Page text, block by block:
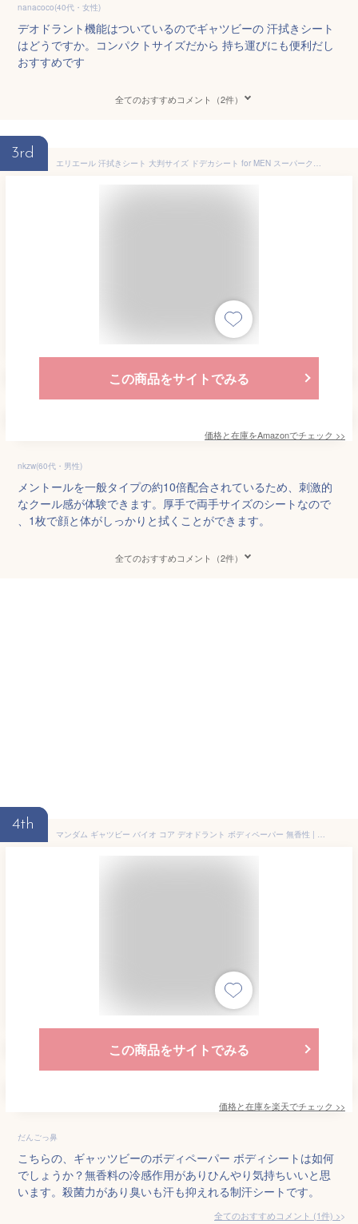
nanacoco(40代・女性)
デオドラント機能はついているのでギャツビーの 汗拭きシート
はどうですか。コンパクトサイズだから 持ち運びにも便利だし
おすすめです
全てのおすすめコメント（2件）
3rd
エリエール 汗拭きシート 大判サイズ ドデカシート for MEN スーパークールタイプ 90枚（30枚×3パック） 爽やかなシトラスの香り【まとめ買い】
この商品をサイトでみる
価格と在庫をAmazonでチェック >>
nkzw(60代・男性)
メントールを一般タイプの約10倍配合されているため、刺激的
なクール感が体験できます。厚手で両手サイズのシートなので
、1枚で顔と体がしっかりと拭くことができます。
全てのおすすめコメント（2件）
4th
マンダム ギャツビー バイオ コア デオドラント ボディペーパー 無香性 | ボディペーパー ボディシート 制汗シート ギャツビー マンダム メンズ 夏 汗対策 匂い対策 ひんやり 爽快 冷感 消臭 トラベル 旅行 暑さ対策
この商品をサイトでみる
価格と在庫を楽天でチェック >>
だんごっ鼻
こちらの、ギャッツビーのボディペーパー ボディシートは如何
でしょうか？無香料の冷感作用がありひんやり気持ちいいと思
います。殺菌力があり臭いも汗も抑えれる制汗シートです。
全てのおすすめコメント (1件) >